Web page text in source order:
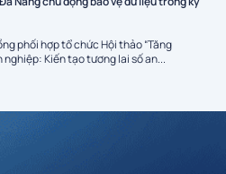
phối hợp tổ chức Hội thảo “Tăng
Kiến tạo tương lai số an...